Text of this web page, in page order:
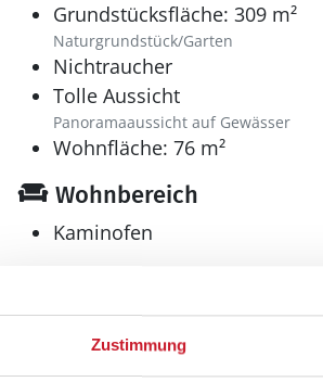
Zustimmung
Grundstücksfläche: 309 m²
Naturgrundstück/Garten
Nichtraucher
Tolle Aussicht
Panoramaaussicht auf Gewässer
Wohnfläche: 76 m²
Wohnbereich
Kaminofen
Küche
Dunstabzug
Geschirrspüler